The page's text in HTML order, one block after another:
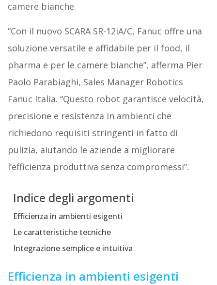
camere bianche.
“Con il nuovo SCARA SR-12iA/C, Fanuc offre una
soluzione versatile e affidabile per il food, il
pharma e per le camere bianche”, afferma Pier
Paolo Parabiaghi, Sales Manager Robotics
Fanuc Italia. “Questo robot garantisce velocità,
precisione e resistenza in ambienti che
richiedono requisiti stringenti in fatto di
pulizia, aiutando le aziende a migliorare
l’efficienza produttiva senza compromessi”.
Indice degli argomenti
Efficienza in ambienti esigenti
Le caratteristiche tecniche
Integrazione semplice e intuitiva
Efficienza in ambienti esigenti